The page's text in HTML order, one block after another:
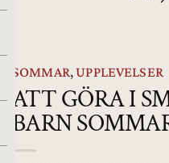
SOMMAR,UPPLEVELSER
ATT GÖRA I
BARN